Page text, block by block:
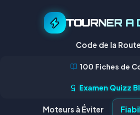
TOURNER A
Code de la Route
100 Fiches de
Examen Quizz
Moteurs à Éviter